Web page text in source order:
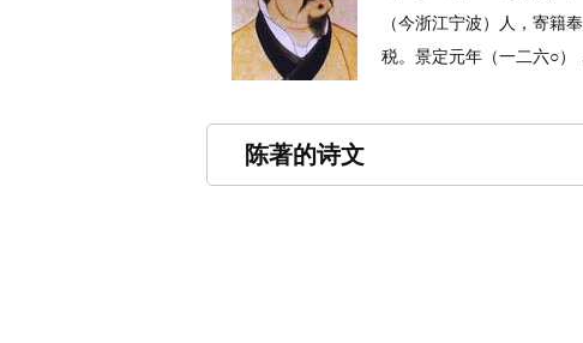
（今浙江宁波）人，寄籍
税。景定元年（一二六○
陈著的诗文